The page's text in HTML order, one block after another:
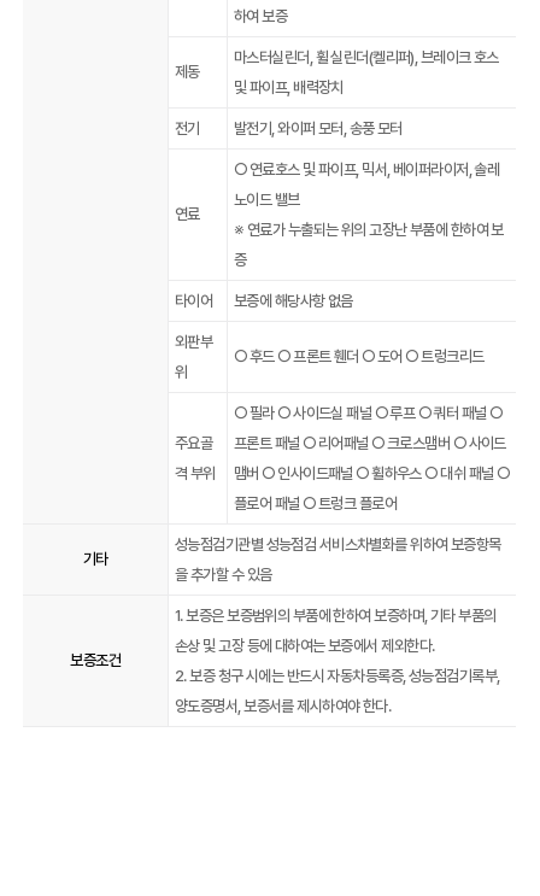
하여 보증
제동
마스터실린더, 휠 실린더(켈리퍼), 브레이크 호스
및 파이프, 배력장치
전기 발전기, 와이퍼 모터, 송풍 모터
연료
○ 연료호스 및 파이프, 믹서, 베이퍼라이저, 솔레
노이드 밸브
※ 연료가 누출되는 위의 고장난 부품에 한하여 보
증
타이어 보증에 해당사항 없음
외판부
위
○ 후드 ○ 프론트 휀더 ○ 도어 ○ 트렁크리드
주요골
격 부위
○ 필라 ○ 사이드실 패널 ○ 루프 ○ 쿼터 패널 ○
프론트 패널 ○ 리어패널 ○ 크로스맴버 ○ 사이드
맴버 ○ 인사이드패널 ○ 휠하우스 ○ 대쉬 패널 ○
플로어 패널 ○ 트렁크 플로어
기타
성능점검기관별 성능점검 서비스차별화를 위하여 보증항목
을 추가할 수 있음
보증조건
1. 보증은 보증범위의 부품에 한하여 보증하며, 기타 부품의
손상 및 고장 등에 대하여는 보증에서 제외한다.
2. 보증 청구 시에는 반드시 자동차등록증, 성능점검기록부,
양도증명서, 보증서를 제시하여야 한다.